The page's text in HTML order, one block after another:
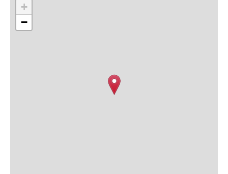
+
−